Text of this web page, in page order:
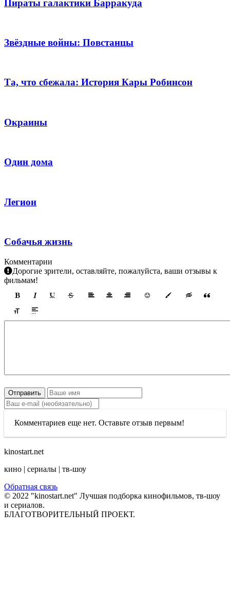
Пираты галактики Барракуда
Звёздные войны: Повстанцы
Та, что сбежала: История Кары Робинсон
Окраины
Один дома
Легион
Собачья жизнь
Комментарии
Дорогие зрители, оставляйте, пожалуйста, ваши отзывы к
фильмам!
Отправить
Комментариев еще нет. Оставьте отзыв первым!
kinostart.net
кино | сериалы | тв-шоу
Обратная связь
© 2022 "kinostart.net" Лучшая подборка кинофильмов, тв-шоу
и сериалов.
БЛАГОТВОРИТЕЛЬНЫЙ ПРОЕКТ.